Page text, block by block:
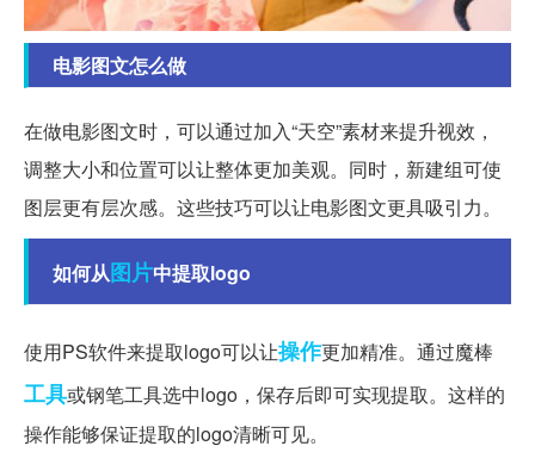
电影图文怎么做
在做电影图文时，可以通过加入“天空”素材来提升视效，
调整大小和位置可以让整体更加美观。同时，新建组可使
图层更有层次感。这些技巧可以让电影图文更具吸引力。
如何从图片中提取logo
使用PS软件来提取logo可以让操作更加精准。通过魔棒
工具或钢笔工具选中logo，保存后即可实现提取。这样的
操作能够保证提取的logo清晰可见。